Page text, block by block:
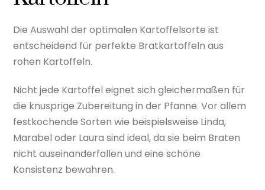
Die Auswahl der optimalen Kartoffelsorte ist
entscheidend für perfekte Bratkartoffeln aus
rohen Kartoffeln.
Nicht jede Kartoffel eignet sich gleichermaßen für
die knusprige Zubereitung in der Pfanne. Vor allem
festkochende Sorten wie beispielsweise Linda,
Marabel oder Laura sind ideal, da sie beim Braten
nicht auseinanderfallen und eine schöne
Konsistenz bewahren.